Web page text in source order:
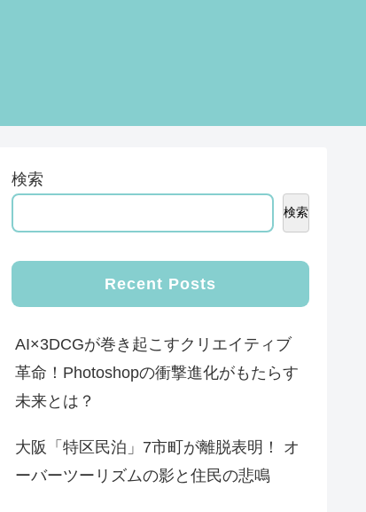
検索
検索
Recent Posts
AI×3DCGが巻き起こすクリエイティブ
革命！Photoshopの衝撃進化がもたらす
未来とは？
大阪「特区民泊」7市町が離脱表明！ オ
ーバーツーリズムの影と住民の悲鳴